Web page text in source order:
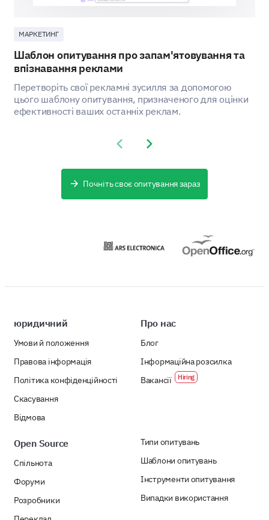
55+
МАРКЕТИНГ
Шаблон опитування про запам'ятовування та
впізнавання реклами
Перетворіть свої рекламні зусилля за допомогою
цього шаблону опитування, призначеного для оцінки
ефективності ваших останніх реклам.
Previous slide
Next slide
Почніть своє опитування зараз
юридичний
Умови й положення
Правова інформація
Політика конфіденційності
Скасування
Відмова
Про нас
Блог
Інформаційна розсилка
Вакансії
Open Source
Спільнота
Форуми
Розробники
Типи опитувань
Шаблони опитувань
Інструменти опитування
Випадки використання